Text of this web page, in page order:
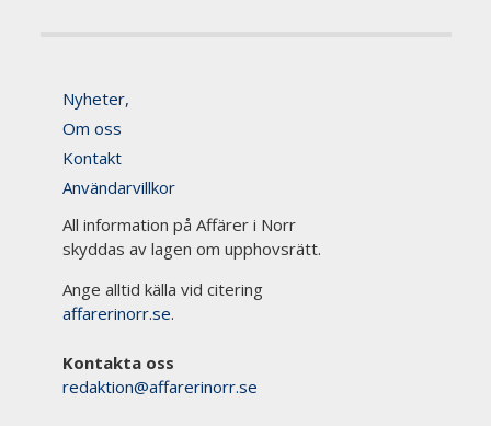
Nyheter,
Om oss
Kontakt
Användarvillkor
All information på Affärer i Norr
skyddas av lagen om upphovsrätt.
Ange alltid källa vid citering
affarerinorr.se.
Kontakta oss
redaktion@affarerinorr.se